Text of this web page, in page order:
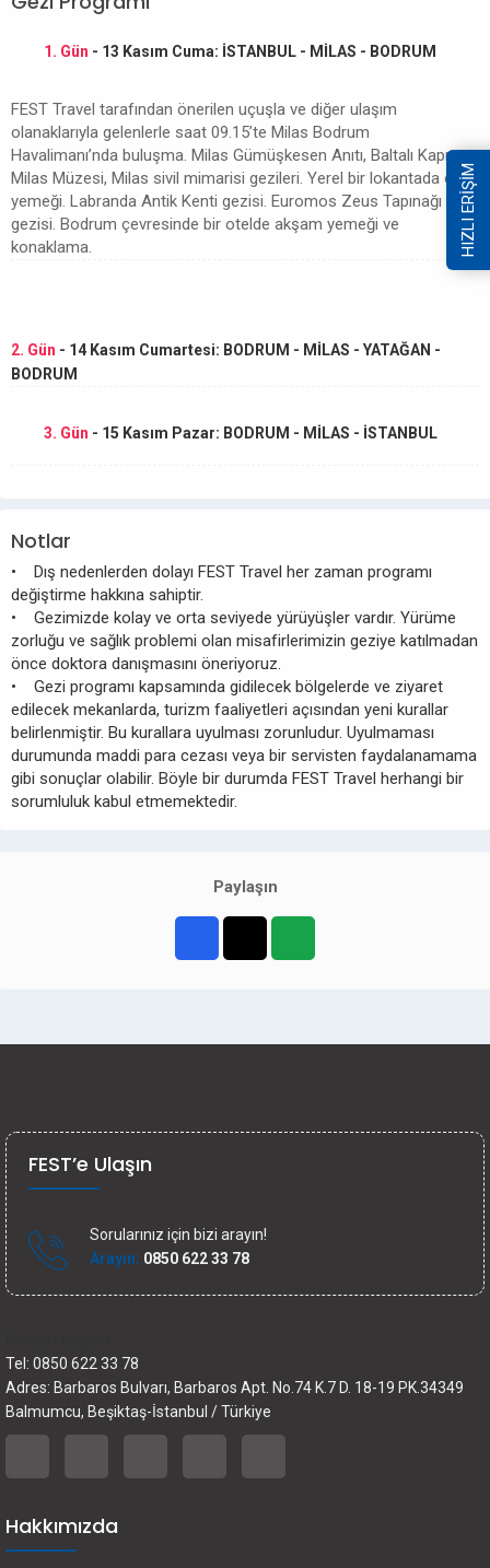
1. Gün - 13 Kasım Cuma: İSTANBUL - MİLAS - BODRUM
FEST Travel tarafından önerilen uçuşla ve diğer ulaşım
olanaklarıyla gelenlerle saat 09.15’te Milas Bodrum
Havalimanı’nda buluşma. Milas Gümüşkesen Anıtı, Baltalı Kapı,
Milas Müzesi, Milas sivil mimarisi gezileri. Yerel bir lokantada öğle
yemeği. Labranda Antik Kenti gezisi. Euromos Zeus Tapınağı
gezisi. Bodrum çevresinde bir otelde akşam yemeği ve
konaklama.
2. Gün - 14 Kasım Cumartesi: BODRUM - MİLAS - YATAĞAN -
BODRUM
3. Gün - 15 Kasım Pazar: BODRUM - MİLAS - İSTANBUL
Notlar
• Dış nedenlerden dolayı FEST Travel her zaman programı
değiştirme hakkına sahiptir.
• Gezimizde kolay ve orta seviyede yürüyüşler vardır. Yürüme
zorluğu ve sağlık problemi olan misafirlerimizin geziye katılmadan
önce doktora danışmasını öneriyoruz.
• Gezi programı kapsamında gidilecek bölgelerde ve ziyaret
edilecek mekanlarda, turizm faaliyetleri açısından yeni kurallar
belirlenmiştir. Bu kurallara uyulması zorunludur. Uyulmaması
durumunda maddi para cezası veya bir servisten faydalanamama
gibi sonuçlar olabilir. Böyle bir durumda FEST Travel herhangi bir
sorumluluk kabul etmemektedir.
Paylaşın
HIZLI ERİŞİM
FEST’e Ulaşın
Sorularınız için bizi arayın!
Arayın: 0850 622 33 78
Tel: 0850 622 33 78
Adres: Barbaros Bulvarı, Barbaros Apt. No.74 K.7 D. 18-19 PK.34349
Balmumcu, Beşiktaş-İstanbul / Türkiye
Hakkımızda